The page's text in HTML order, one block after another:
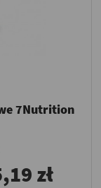
7Nutrition
zł